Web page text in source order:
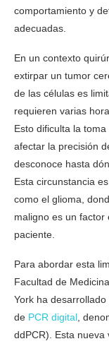
comportamiento y
adecuadas.
En un contexto
extirpar un tumor
de las células es
requieren varias
Esto dificulta la
afectar la precisión
desconoce hasta
Esta circunstancia
como el glioma,
maligno es un
paciente.
Para abordar esta
Facultad de
York ha
de PCR digital,
ddPCR). Esta